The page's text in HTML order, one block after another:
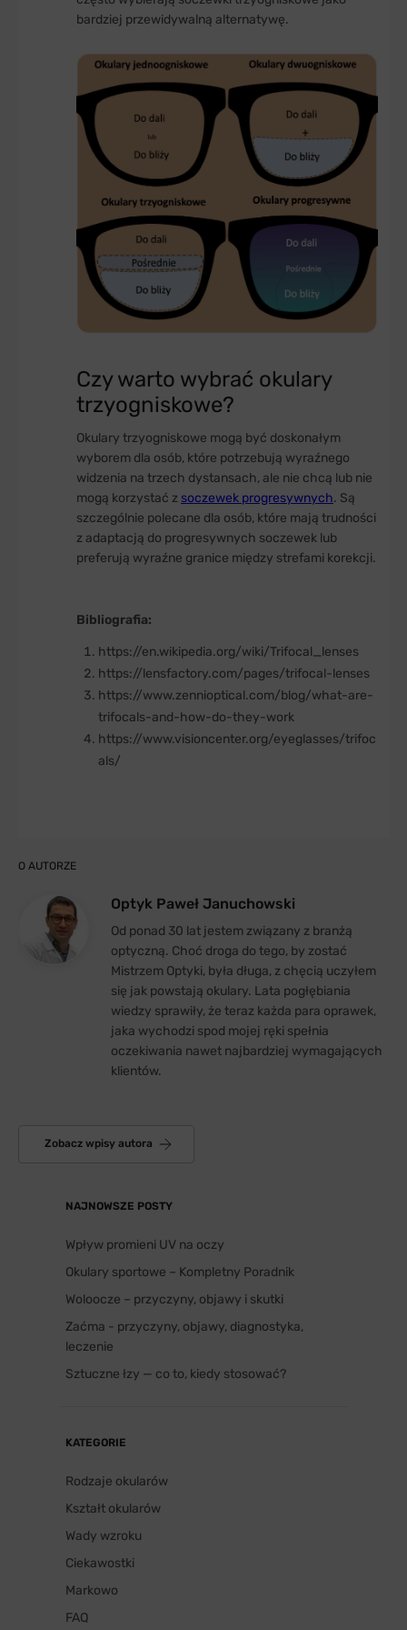
NAJNOWSZE POSTY
Wpływ promieni UV na oczy
Okulary sportowe – Kompletny Poradnik
Woloocze – przyczyny, objawy i skutki
Zaćma - przyczyny, objawy, diagnostyka,
leczenie
Sztuczne łzy — co to, kiedy stosować?
KATEGORIE
Rodzaje okularów
Kształt okularów
Wady wzroku
Ciekawostki
Markowo
FAQ
bardziej przewidywalną alternatywę.
Czy warto wybrać okulary
trzyogniskowe?
Okulary trzyogniskowe mogą być doskonałym
wyborem dla osób, które potrzebują wyraźnego
widzenia na trzech dystansach, ale nie chcą lub nie
mogą korzystać z soczewek progresywnych. Są
szczególnie polecane dla osób, które mają trudności
z adaptacją do progresywnych soczewek lub
preferują wyraźne granice między strefami korekcji.
Bibliografia:
https://en.wikipedia.org/wiki/Trifocal_lenses
https://lensfactory.com/pages/trifocal-lenses
https://www.zennioptical.com/blog/what-are-
trifocals-and-how-do-they-work
https://www.visioncenter.org/eyeglasses/trifoc
als/
O AUTORZE
Optyk Paweł Januchowski
Od ponad 30 lat jestem związany z branżą
optyczną. Choć droga do tego, by zostać
Mistrzem Optyki, była długa, z chęcią uczyłem
się jak powstają okulary. Lata pogłębiania
wiedzy sprawiły, że teraz każda para oprawek,
jaka wychodzi spod mojej ręki spełnia
oczekiwania nawet najbardziej wymagających
klientów.
Zobacz wpisy autora